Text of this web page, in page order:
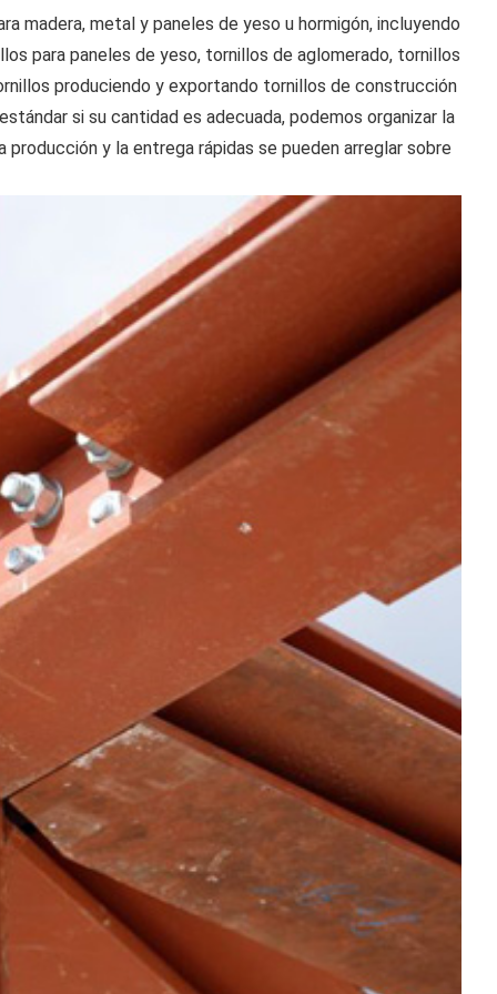
madera, metal y paneles de yeso u hormigón, incluyendo
para paneles de yeso, tornillos de aglomerado, tornillos
produciendo y exportando tornillos de construcción
si su cantidad es adecuada, podemos organizar la
y la entrega rápidas se pueden arreglar sobre